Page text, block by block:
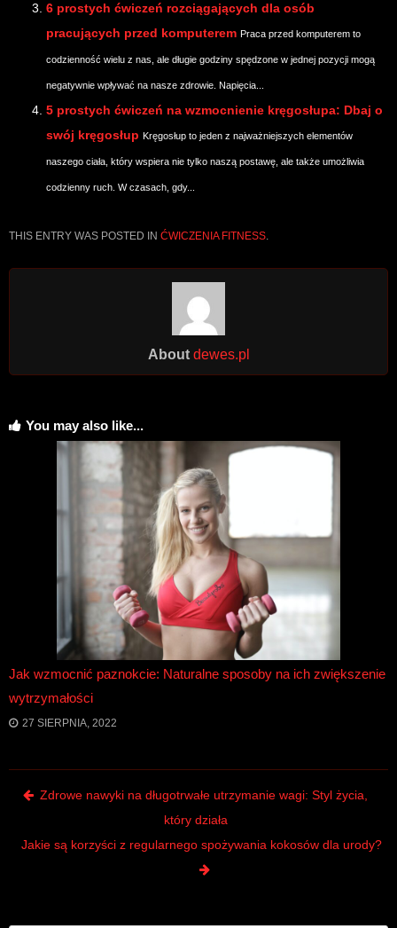
6 prostych ćwiczeń rozciągających dla osób
pracujących przed komputerem Praca przed komputerem to
codzienność wielu z nas, ale długie godziny spędzone w jednej pozycji mogą
negatywnie wpływać na nasze zdrowie. Napięcia...
5 prostych ćwiczeń na wzmocnienie kręgosłupa: Dbaj o
swój kręgosłup Kręgosłup to jeden z najważniejszych elementów
naszego ciała, który wspiera nie tylko naszą postawę, ale także umożliwia
codzienny ruch. W czasach, gdy...
THIS ENTRY WAS POSTED IN ĆWICZENIA FITNESS.
About dewes.pl
You may also like...
Jak wzmocnić paznokcie: Naturalne sposoby na ich zwiększenie
wytrzymałości
27 SIERPNIA, 2022
Post navigation
Zdrowe nawyki na długotrwałe utrzymanie wagi: Styl życia,
który działa
Jakie są korzyści z regularnego spożywania kokosów dla urody?